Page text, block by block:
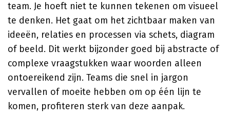
team. Je hoeft niet te kunnen tekenen om visueel
te denken. Het gaat om het zichtbaar maken van
ideeën, relaties en processen via schets, diagram
of beeld. Dit werkt bijzonder goed bij abstracte of
complexe vraagstukken waar woorden alleen
ontoereikend zijn. Teams die snel in jargon
vervallen of moeite hebben om op één lijn te
komen, profiteren sterk van deze aanpak.